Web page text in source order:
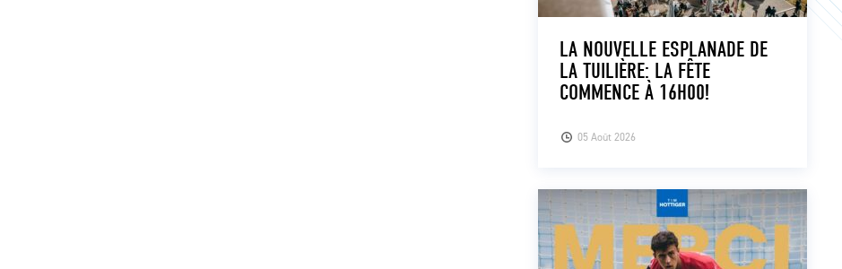
05 Août 2026
LA NOUVELLE ESPLANADE DE
LA TUILIÈRE: LA FÊTE
COMMENCE À 16H00!